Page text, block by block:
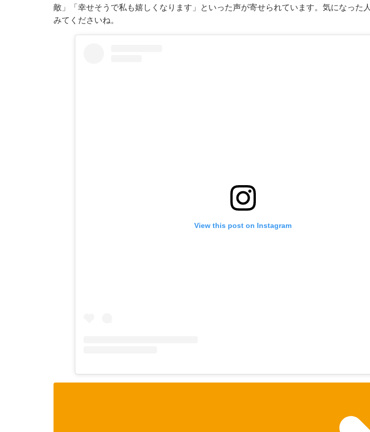
敵」「幸せそうで私も嬉しくなります」といった声が寄せられています。気になった
みてくださいね。
View this post on Instagram